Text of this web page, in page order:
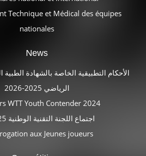
Technique et Médical des équipes
nationales
News
الأحكام التطبيقية الخاصة بالشهادة
الرياضي 2025-2026
WTT Youth Contender 2024
اجتماع اللجنة التقنية الوطنية 2025
aux Jeunes joueurs